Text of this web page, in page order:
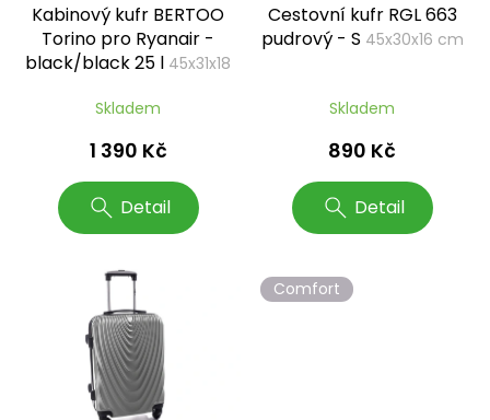
Kabinový kufr BERTOO
Torino pro Ryanair -
black/black 25 l 45x31x18
Skladem
1 390 Kč
Detail
Cestovní kufr RGL 663
pudrový - S 45x30x16 cm
Skladem
890 Kč
Detail
Comfort